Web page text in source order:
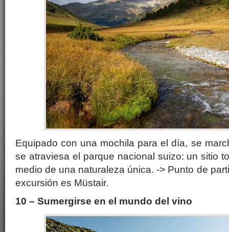
Equipado con una mochila para el día, se
se atraviesa el parque nacional suizo: un sitio
medio de una naturaleza única. -> Punto de
excursión es Müstair.
10 – Sumergirse en el mundo del vino